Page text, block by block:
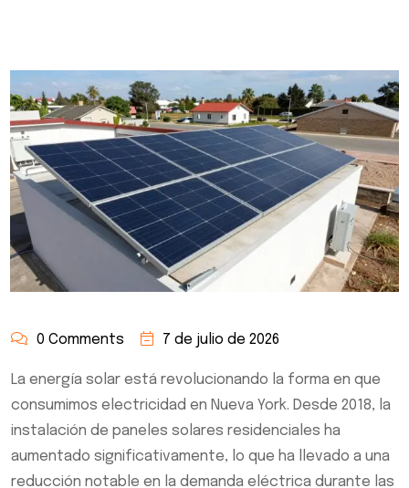
0 Comments 7 de julio de 2026
La energía solar está revolucionando la forma en que
consumimos electricidad en Nueva York. Desde 2018, la
instalación de paneles solares residenciales ha
aumentado significativamente, lo que ha llevado a una
reducción notable en la demanda eléctrica durante las